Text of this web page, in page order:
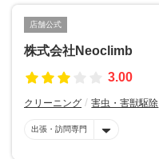
店舗公式
株式会社Neoclimb
3.00
クリーニング 害虫・害獣駆除
出張・訪問専門